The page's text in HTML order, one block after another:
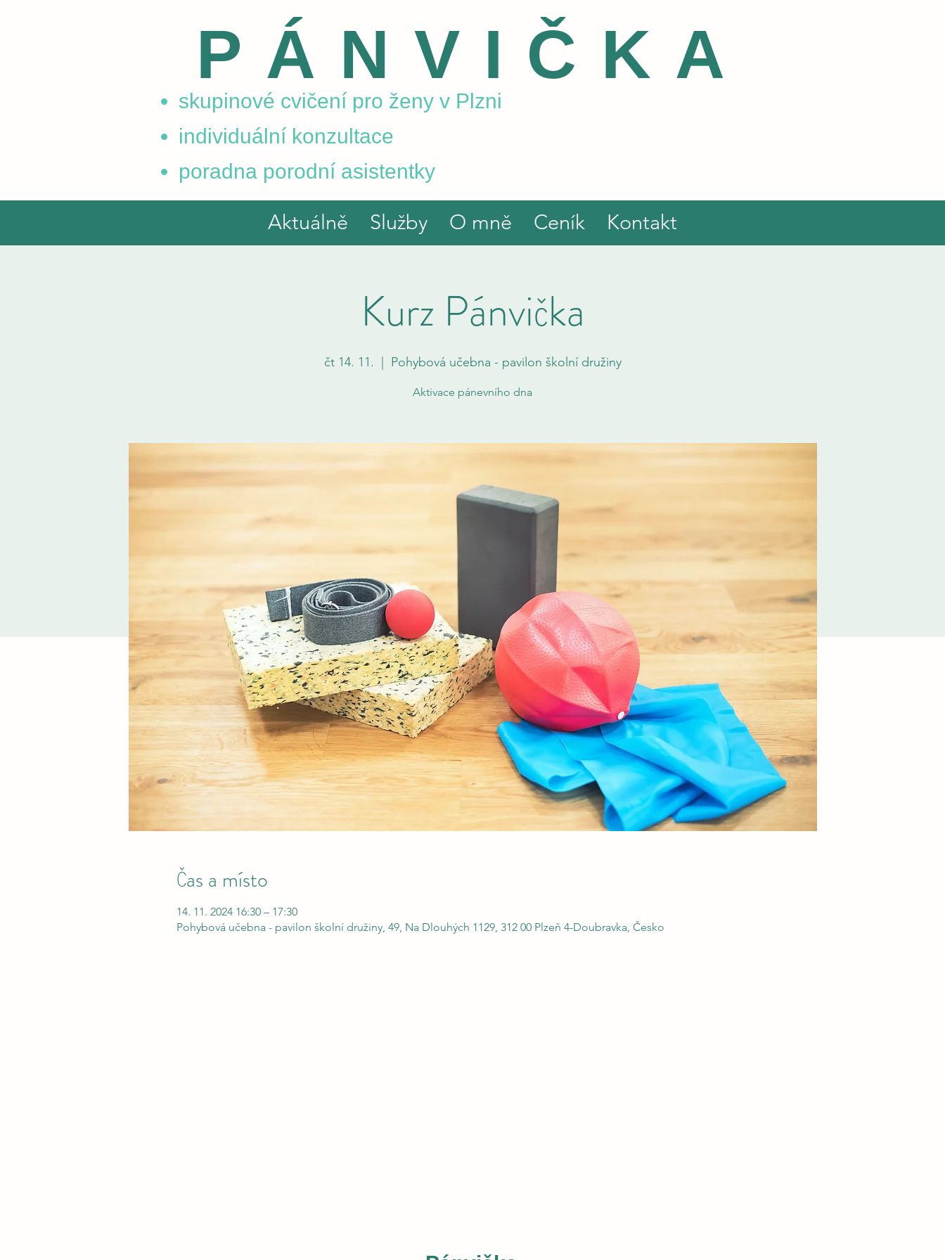
PÁNVIČKA
skupinové cvičení pro ženy v Plzni
individuální konzultace
poradna porodní asistentky
Aktuálně Služby O mně Ceník Kontakt
Kurz Pánvička
čt 14. 11. Pohybová učebna - pavilon školní družiny
Aktivace pánevního dna
Čas a místo
14. 11. 2024 16:30 – 17:30
Pohybová učebna - pavilon školní družiny, 49, Na Dlouhých 1129, 312 00 Plzeň 4-Doubravka, Česko